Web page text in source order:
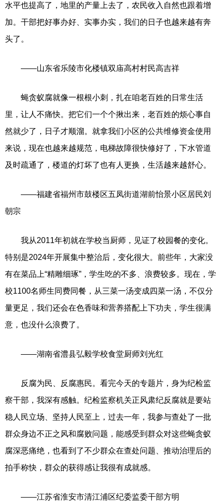
水平也提高了，地里的产量上去了，农民收入自然也跟着增
加。干部把好事办好、实事办实，我们的日子也越来越有奔
头了。
——山东省乐陵市化楼镇双庙高村村民高吉祥
蝇贪蚁腐就像一根根小刺，扎在咱老百姓的日常生活
里，让人不痛快。把它们一个个揪出来，老百姓的烦心事自
然就少了，日子才顺溜。就拿我们小区的公共维修资金使用
来说，现在也越来越规范，电梯故障很快修好了，下水管道
及时疏通了，楼道的灯坏了也有人更换，生活越来越舒心。
——福建省福州市鼓楼区五凤街道湖前怡景小区居民刘
朝宗
我从2011年初就在学校当厨师，见证了校园餐的变化。
特别是2024年开展集中整治后，变化很大。前些年，大家没
有在菜品上“精雕细琢”，学生吃的不多、浪费较多。现在，学
校1100名师生同费同餐，从三菜一汤变成四菜一汤，不仅分
量更足，我们还会在色香味和营养搭配上下功夫，学生很满
意，也没什么浪费了。
——湖南省澧县弘毅学校食堂厨师刘光红
反腐为民、反腐惠民。看完今天的专题片，身为纪检监
察干部，我深有感触。纪检监察机关正风肃纪反腐就是要站
稳人民立场、坚持人民至上，过去一年，我参与查处了一批
群众身边不正之风和腐败问题，能感受到群众对这些蝇贪蚁
腐深恶痛绝，也看到了不少群众在查处问题、推动治理后的
拍手称快，群众的获得感让我很有成就感。
——江苏省淮安市清江浦区纪委监委干部方明